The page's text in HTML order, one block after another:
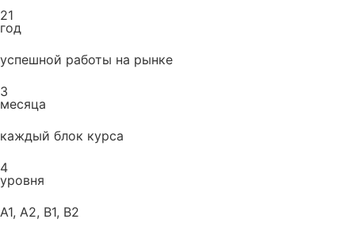
21
год
успешной работы на рынке
3
месяца
каждый блок курса
4
уровня
А1, А2, В1, В2